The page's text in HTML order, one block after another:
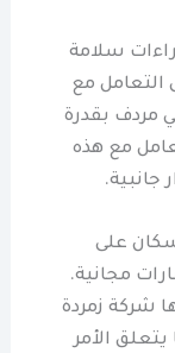
سلامة
التعامل مع
مردف بقدرة
مع هذه
جانبية.
على
مجانية.
شركة زمردة
الأمر